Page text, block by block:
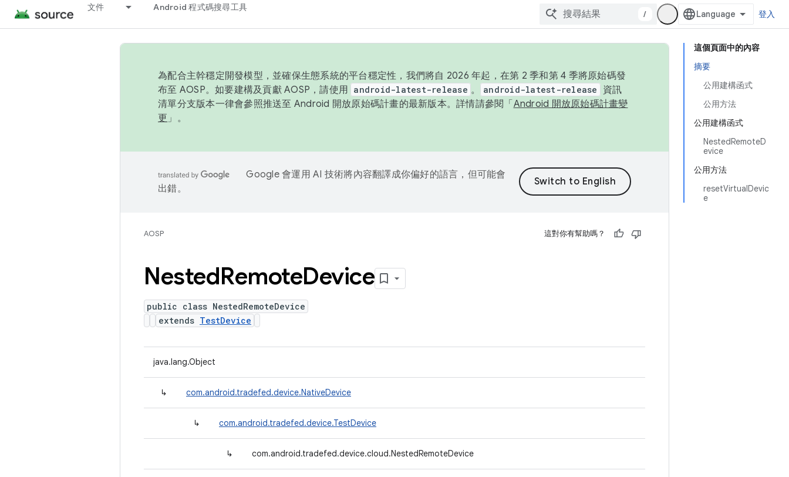
文件 Android 程式碼搜尋工具
/ 登入
這個頁面中的內容
摘要
公用建構函式
公用方法
公用建構函式
NestedRemoteD
evice
公用方法
resetVirtualDevic
e
為配合主幹穩定開發模型，並確保生態系統的平台穩定性，我們將自 2026 年起，在第 2 季和第 4 季將原始碼發
布至 AOSP。如要建構及貢獻 AOSP，請使用 android-latest-release 。 android-latest-release
資訊
清單分支版本一律會參照推送至 Android 開放原始碼計畫的最新版本。詳情請參閱「 Android 開放原始碼計畫變
更 」。
Google 會運用 AI 技術將內容翻譯成你偏好的語言，但可能會
出錯。
AOSP 這對你有幫助嗎？
NestedRemoteDevice
public class NestedRemoteDevice
extends TestDevice
java.lang.Object
↳ com.android.tradefed.device.NativeDevice
↳ com.android.tradefed.device.TestDevice
↳ com.android.tradefed.device.cloud.NestedRemoteDevice